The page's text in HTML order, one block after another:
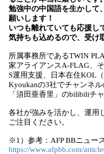
勉強中の中国語を生かして
願いします！
いつも離れていても応援し
気持ちも込めるので、受け
所属事務所であるTWIN
家アライアンスA-FLAG、
S運用支援、日本在住KOL
Kyoukanの3社でチャンネ
「須田亜香里」のbilibiliチャ
各社が強みを活かし、運用
ご注目ください。
※1）参考：AFP BBニュー
https://www.afpbb.com/